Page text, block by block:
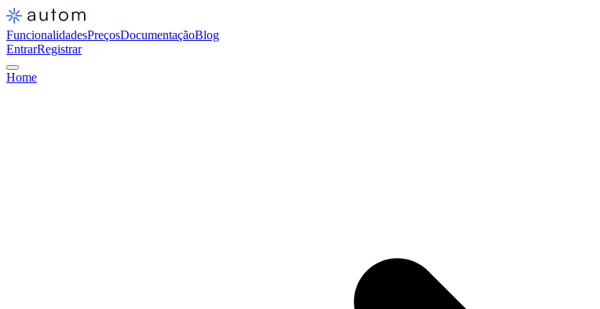
FuncionalidadesPreçosDocumentaçãoBlog
EntrarRegistrar
Home